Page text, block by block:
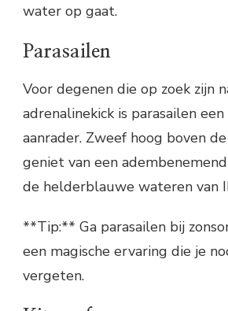
water op gaat.
Parasailen
Voor degenen die op zoek zijn
adrenalinekick is parasailen
aanrader. Zweef hoog boven
geniet van een
de helderblauwe wateren van
**Tip:** Ga parasailen bij
een magische ervaring die je
vergeten.